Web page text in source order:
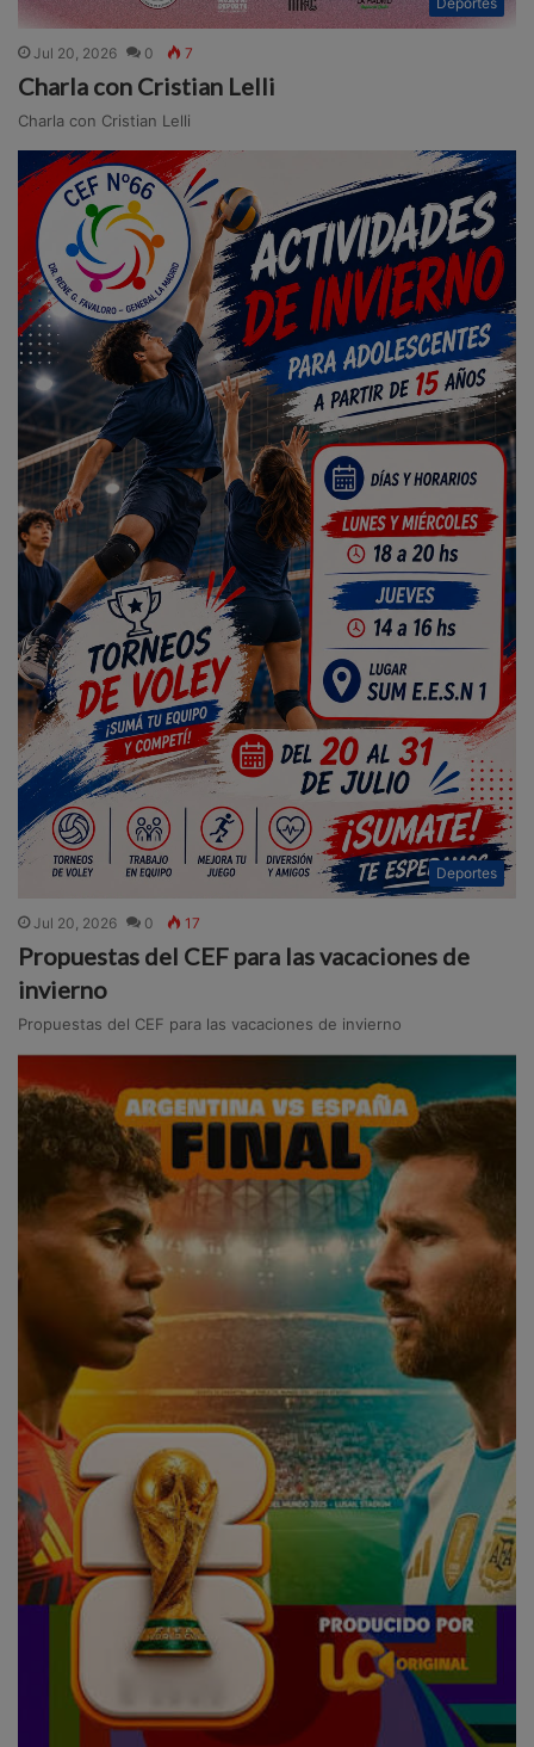
Jul 20, 2026 0 7
Charla con Cristian Lelli
Charla con Cristian Lelli
Deportes
Jul 20, 2026 0 17
Propuestas del CEF para las vacaciones de
invierno
Propuestas del CEF para las vacaciones de invierno